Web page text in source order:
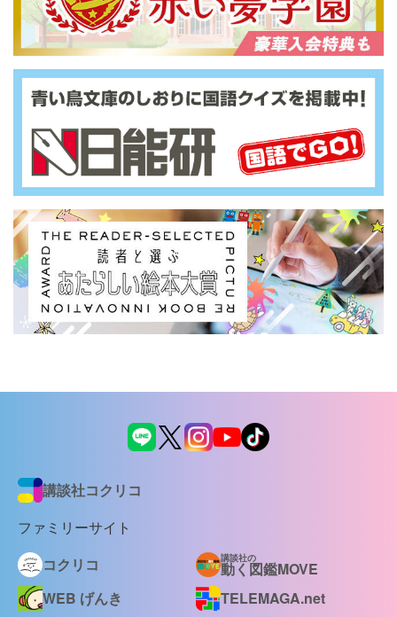
講談社コクリコ
ファミリーサイト
コクリコ
講談社の
動く図鑑MOVE
WEB げんき
TELEMAGA.net